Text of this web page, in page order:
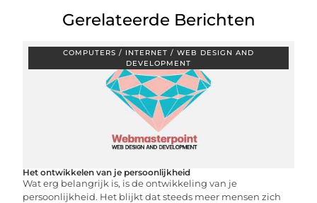
Gerelateerde Berichten
COMPUTERS / INTERNET / WEB DESIGN AND
DEVELOPMENT
Het ontwikkelen van je persoonlijkheid
Wat erg belangrijk is, is de ontwikkeling van je
persoonlijkheid. Het blijkt dat steeds meer mensen zich